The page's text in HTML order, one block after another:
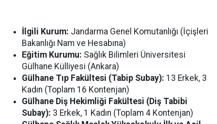
İlgili Kurum: Jandarma Genel Komutanlığı (İçişleri
Bakanlığı Nam ve Hesabına)
Eğitim Kurumu: Sağlık Bilimleri Üniversitesi
Gülhane Külliyesi (Ankara)
Gülhane Tıp Fakültesi (Tabip Subay): 13 Erkek, 3
Kadın (Toplam 16 Kontenjan)
Gülhane Diş Hekimliği Fakültesi (Diş Tabibi
Subay): 3 Erkek, 1 Kadın (Toplam 4 Kontenjan)